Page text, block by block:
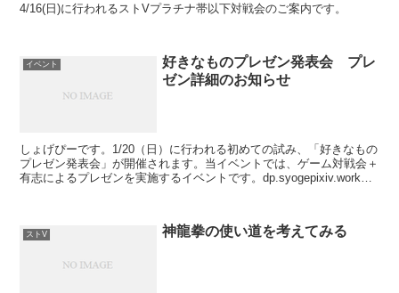
4/16(日)に行われるストVプラチナ帯以下対戦会のご案内です。
イベント
好きなものプレゼン発表会 プレ
ゼン詳細のお知らせ
しょげぴーです。1/20（日）に行われる初めての試み、「好きなもの
プレゼン発表会」が開催されます。当イベントでは、ゲーム対戦会＋
有志によるプレゼンを実施するイベントです。dp.syogepixiv.work今
ストV 神龍拳の使い道を考えてみる